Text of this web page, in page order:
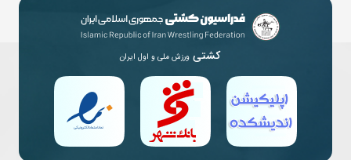
کشتی ورزش ملی و اول ایران